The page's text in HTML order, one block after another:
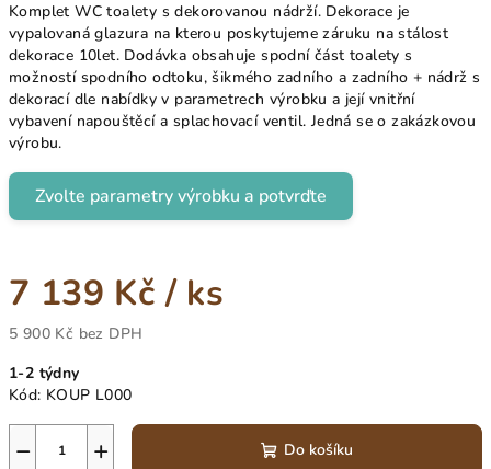
Komplet WC toalety s dekorovanou nádrží. Dekorace je
vypalovaná glazura na kterou poskytujeme záruku na stálost
dekorace 10let. Dodávka obsahuje spodní část toalety s
možností spodního odtoku, šikmého zadního a zadního + nádrž s
dekorací dle nabídky v parametrech výrobku a její vnitřní
vybavení napouštěcí a splachovací ventil. Jedná se o zakázkovou
výrobu.
Zvolte parametry výrobku a potvrďte
7 139 Kč / ks
5 900 Kč bez DPH
cena:
1-2 týdny
Kód: KOUP L000
+
− Do košíku